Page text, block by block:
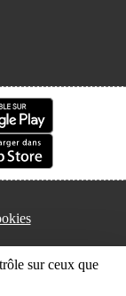
sur ceux que